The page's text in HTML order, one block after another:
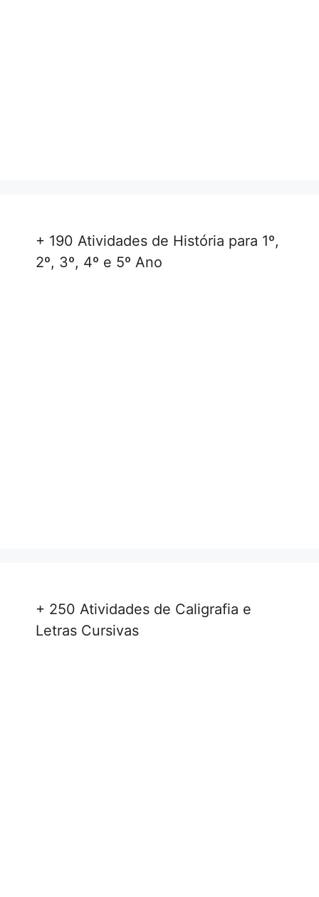
+ 190 Atividades de História para 1º,
2º, 3º, 4º e 5º Ano
+ 250 Atividades de Caligrafia e
Letras Cursivas